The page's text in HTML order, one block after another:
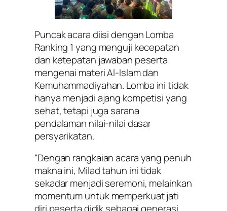
Puncak acara diisi dengan Lomba
Ranking 1 yang menguji kecepatan
dan ketepatan jawaban peserta
mengenai materi Al-Islam dan
Kemuhammadiyahan. Lomba ini tidak
hanya menjadi ajang kompetisi yang
sehat, tetapi juga sarana
pendalaman nilai-nilai dasar
persyarikatan.
“Dengan rangkaian acara yang penuh
makna ini, Milad tahun ini tidak
sekadar menjadi seremoni, melainkan
momentum untuk memperkuat jati